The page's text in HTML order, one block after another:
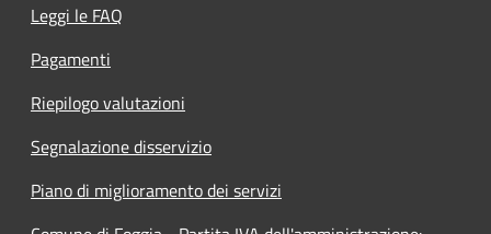
Leggi le FAQ
Pagamenti
Riepilogo valutazioni
Segnalazione disservizio
Piano di miglioramento dei servizi